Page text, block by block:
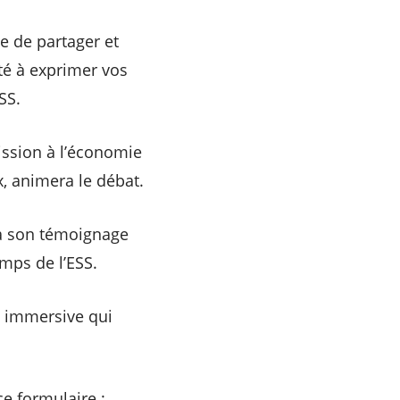
de partager et
à exprimer vos
à l’économie
animera le débat.
son témoignage
de l’ESS.
immersive qui